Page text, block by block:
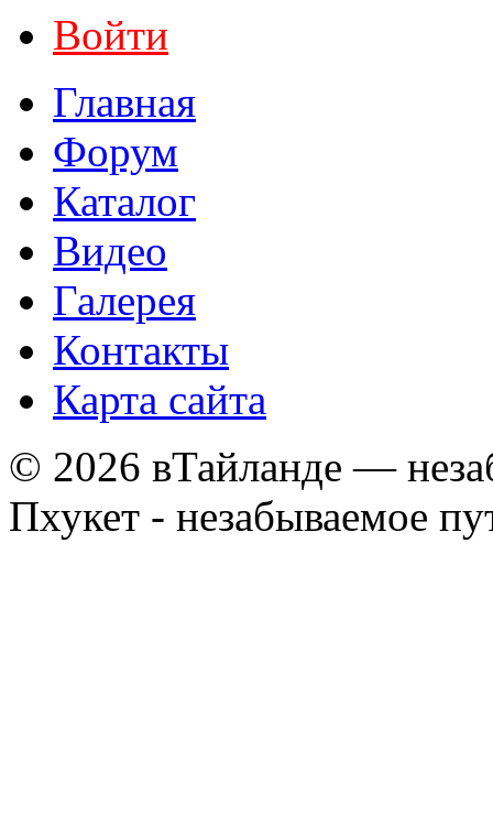
Войти
Главная
Форум
Каталог
Видео
Галерея
Контакты
Карта сайта
© 2026 вТайланде —
Пхукет - незабываемое